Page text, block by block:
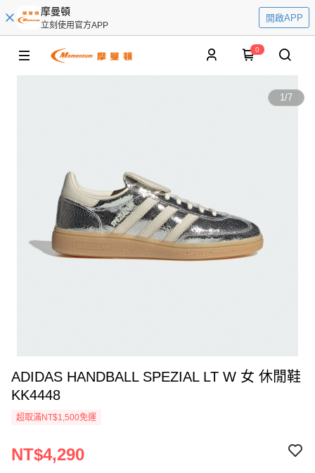
摩曼頓
立刻使用官方APP
開啟APP
0
1/7
ADIDAS HANDBALL SPEZIAL LT W 女 休閒鞋
KK4448
超取滿NT$1,500免運
NT$4,290